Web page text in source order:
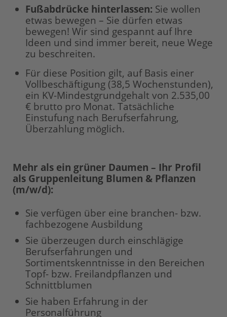
Fußabdrücke hinterlassen: Sie wollen
etwas bewegen – Sie dürfen etwas
bewegen! Wir sind gespannt auf Ihre
Ideen und sind immer bereit, neue Wege
zu beschreiten.
Für diese Position gilt, auf Basis einer
Vollbeschäftigung (38,5 Wochenstunden),
ein KV-Mindestgrundgehalt von 2.535,00
€ brutto pro Monat. Tatsächliche
Einstufung nach Berufserfahrung,
Überzahlung möglich.
Mehr als ein grüner Daumen – Ihr Profil
als Gruppenleitung Blumen & Pflanzen
(m/w/d):
Sie verfügen über eine branchen- bzw.
fachbezogene Ausbildung
Sie überzeugen durch einschlägige
Berufserfahrungen und
Sortimentskenntnisse in den Bereichen
Topf- bzw. Freilandpflanzen und
Schnittblumen
Sie haben Erfahrung in der
Personalführung